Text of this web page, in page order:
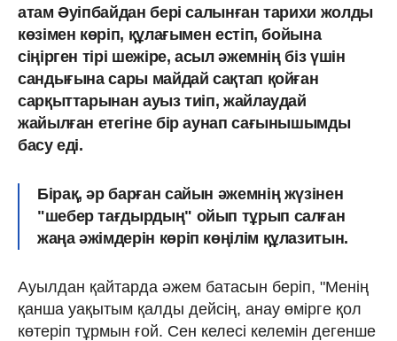
атам Әуіпбайдан бері салынған тариxи жолды
көзімен көріп, құлағымен естіп, бойына
сіңірген тірі шежіре, асыл әжемнің біз үшін
сандығына сары майдай сақтап қойған
сарқыттарынан ауыз тиіп, жайлаудай
жайылған етегіне бір аунап сағынышымды
басу еді.
Бірақ, әр барған сайын әжемнің жүзінен
"шебер тағдырдың" ойып тұрып салған
жаңа әжімдерін көріп көңілім құлазитын.
Ауылдан қайтарда әжем батасын беріп, "Менің
қанша уақытым қалды дейсің, анау өмірге қол
көтеріп тұрмын ғой. Сен келесі келемін дегенше